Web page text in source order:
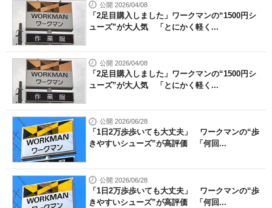
公開 2026/04/08
「2足目購入しました」ワークマンの“1500円シ
ューズ”が大人気 「とにかく軽く...
公開 2026/04/08
「2足目購入しました」ワークマンの“1500円シ
ューズ”が大人気 「とにかく軽く...
公開 2026/06/28
「1日2万歩歩いても大丈夫」 ワークマンの“歩
きやすいシューズ”が高評価 「何回...
公開 2026/06/28
「1日2万歩歩いても大丈夫」 ワークマンの“歩
きやすいシューズ”が高評価 「何回...